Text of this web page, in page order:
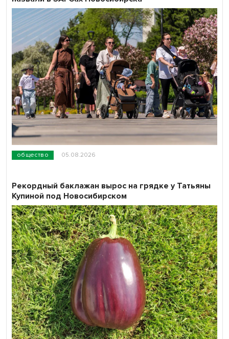
общество 05.08.2026
Рекордный баклажан вырос на грядке у Татьяны
Купиной под Новосибирском